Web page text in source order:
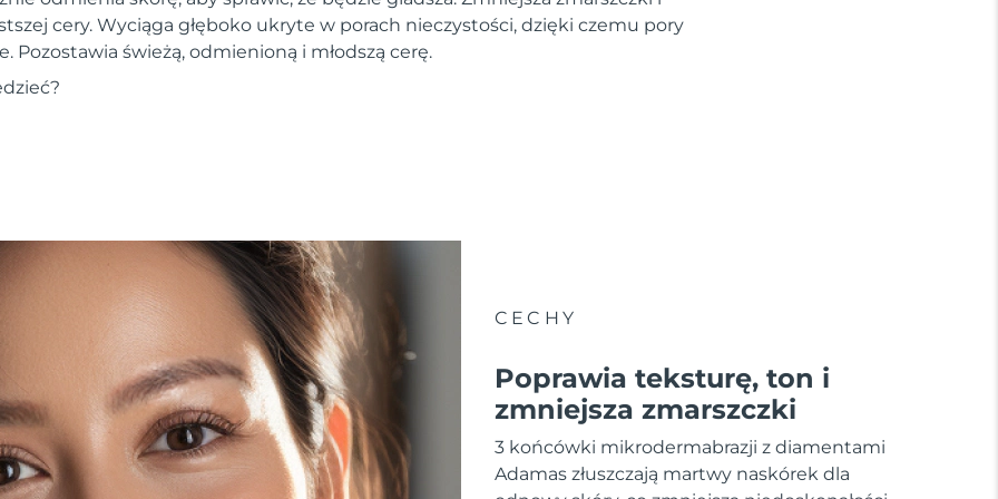
cery. Wyciąga głęboko ukryte w porach nieczystości, dzięki czemu pory
Pozostawia świeżą, odmienioną i młodszą cerę.
CECHY
Poprawia teksturę, ton i
zmniejsza zmarszczki
3 końcówki mikrodermabrazji z diamentami
Adamas złuszczają martwy naskórek dla